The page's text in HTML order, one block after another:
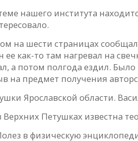
нашего института
шести страницах
ее как-то там нагревал на
а потом полгода ездил.
на предмет получения
Ярославской области.
Петушках известна
в физическую